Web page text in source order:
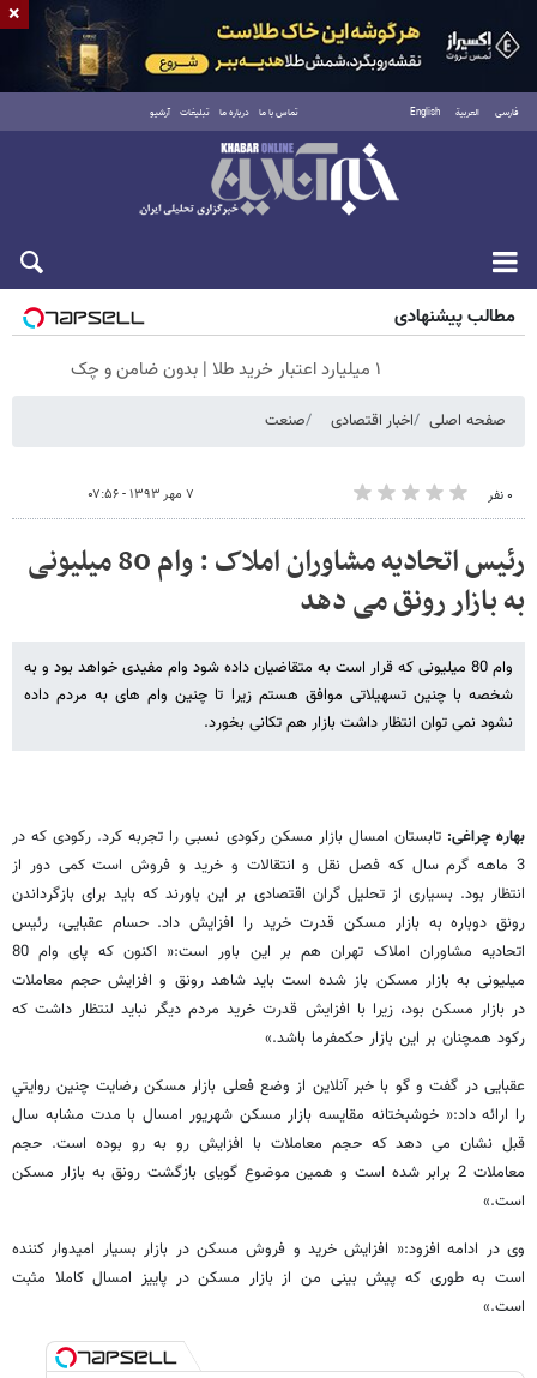
فارسی العربية English تماس با ما درباره ما تبلیغات آرشیو
جمعه ۱۶ مرداد ۱۴۰۵
مطالب پیشنهادی
۱ میلیارد اعتبار خرید طلا | بدون ضامن و چک
صفحه اصلی اخبار اقتصادی صنعت
۰ نفر ۷ مهر ۱۳۹۳ - ۰۷:۵۶
رئیس اتحادیه مشاوران املاک : وام 80 میلیونی
به بازار رونق می دهد
وام 80 میلیونی که قرار است به متقاضیان داده شود وام مفیدی خواهد بود و به
شخصه با چنین تسهیلاتی موافق هستم زیرا تا چنین وام های به مردم داده
نشود نمی توان انتظار داشت بازار هم تکانی بخورد.
بهاره چراغی: تابستان امسال بازار مسکن رکودی نسبی را تجربه کرد. رکودی که در
3 ماهه گرم سال که فصل نقل و انتقالات و خرید و فروش است کمی دور از
انتظار بود. بسیاری از تحلیل گران اقتصادی بر این باورند که باید برای بازگرداندن
رونق دوباره به بازار مسکن قدرت خرید را افزایش داد. حسام عقبایی، رئیس
اتحادیه مشاوران املاک تهران هم بر این باور است:« اکنون که پای وام 80
میلیونی به بازار مسکن باز شده است باید شاهد رونق و افزایش حجم معاملات
در بازار مسکن بود، زیرا با افزایش قدرت خرید مردم دیگر نباید لنتظار داشت که
رکود همچنان بر این بازار حکمفرما باشد.»
عقبایی در گفت و گو با خبر آنلاین از وضع فعلی بازار مسکن رضایت چنين روايتي
را ارائه داد:« خوشبختانه مقایسه بازار مسکن شهریور امسال با مدت مشابه سال
قبل نشان می دهد که حجم معاملات با افزایش رو به رو بوده است. حجم
معاملات 2 برابر شده است و همین موضوع گویای بازگشت رونق به بازار مسکن
است.»
وی در ادامه افزود:« افزایش خرید و فروش مسکن در بازار بسیار امیدوار کننده
است به طوری که پیش بینی من از بازار مسکن در پاییز امسال کاملا مثبت
است.»
×